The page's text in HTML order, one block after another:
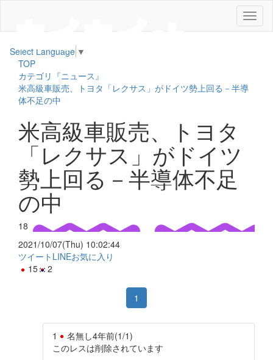
メ
ニ
Select Language ▼
TOP
カテゴリ『ニュース』
米高級車販売、トヨタ「レクサス」がドイツ勢上回る－半導
体不足の中
米高級車販売、トヨタ
「レクサス」がドイツ
勢上回る－半導体不足
の中
18
2021/10/07(Thu) 10:02:44
ツイート LINEお気に入り
15
2
1
1 名無し4年前(1/1)
このレスは削除されています